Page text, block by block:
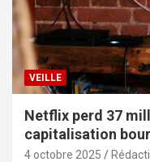
VEILLE
Netflix perd 37
capitalisation
4 octobre 2025